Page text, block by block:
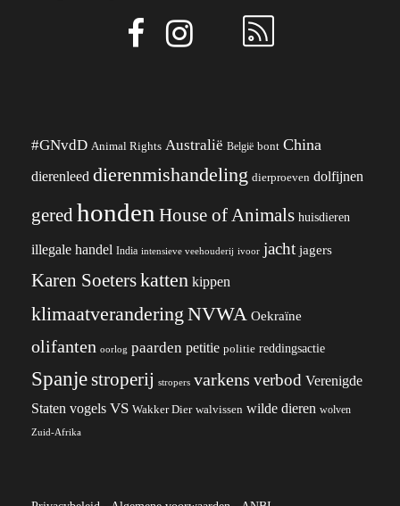
#GNvdD Animal Rights Australië België bont China
dierenleed dierenmishandeling dierproeven dolfijnen
gered honden House of Animals huisdieren
illegale handel India intensieve veehouderij ivoor jacht jagers
Karen Soeterskatten kippen
klimaatverandering NVWA Oekraïne
olifanten oorlog paarden petitie politie reddingsactie
Spanjestroperij stropers varkens verbod Verenigde
Staten vogels VS Wakker Dier walvissen wilde dieren wolven
Zuid-Afrika